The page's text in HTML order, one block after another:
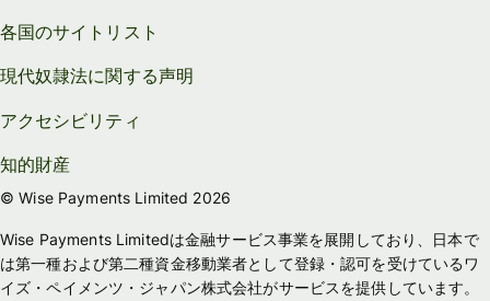
各国のサイトリスト
現代奴隷法に関する声明
アクセシビリティ
知的財産
© Wise Payments Limited 2026
Wise Payments Limitedは金融サービス事業を展開しており、日本で
は第一種および第二種資金移動業者として登録・認可を受けているワ
イズ・ペイメンツ・ジャパン株式会社がサービスを提供しています。